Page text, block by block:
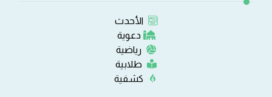
الأحدث
دعوية
رياضية
طلابية
كشفية